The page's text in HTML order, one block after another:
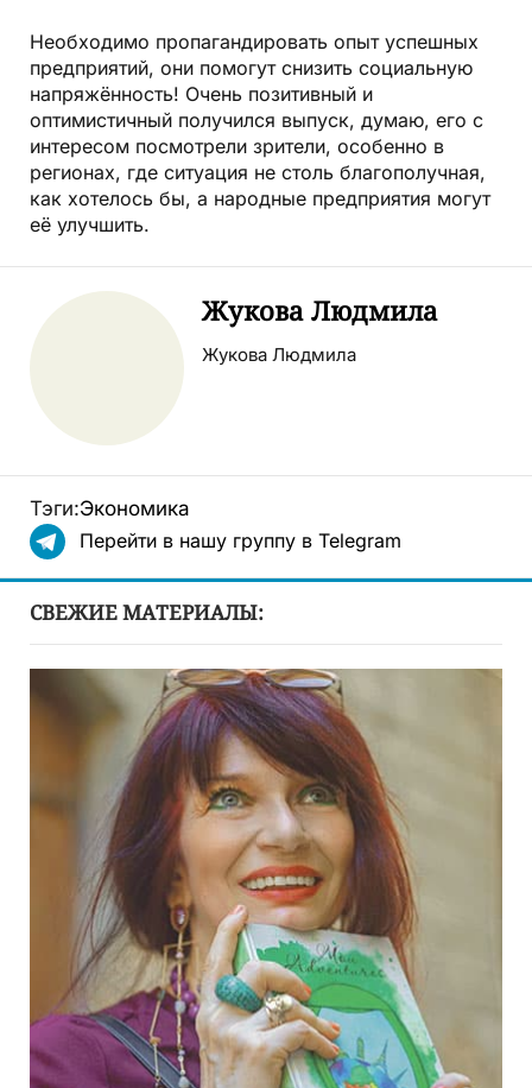
Необходимо пропагандировать опыт успешных
предприятий, они помогут снизить социальную
напряжённость! Очень позитивный и
оптимистичный получился выпуск, думаю, его с
интересом посмотрели зрители, особенно в
регионах, где ситуация не столь благополучная,
как хотелось бы, а народные предприятия могут
её улучшить.
Жукова Людмила
Жукова Людмила
Тэги:Экономика
Перейти в нашу группу в Telegram
СВЕЖИЕ МАТЕРИАЛЫ: